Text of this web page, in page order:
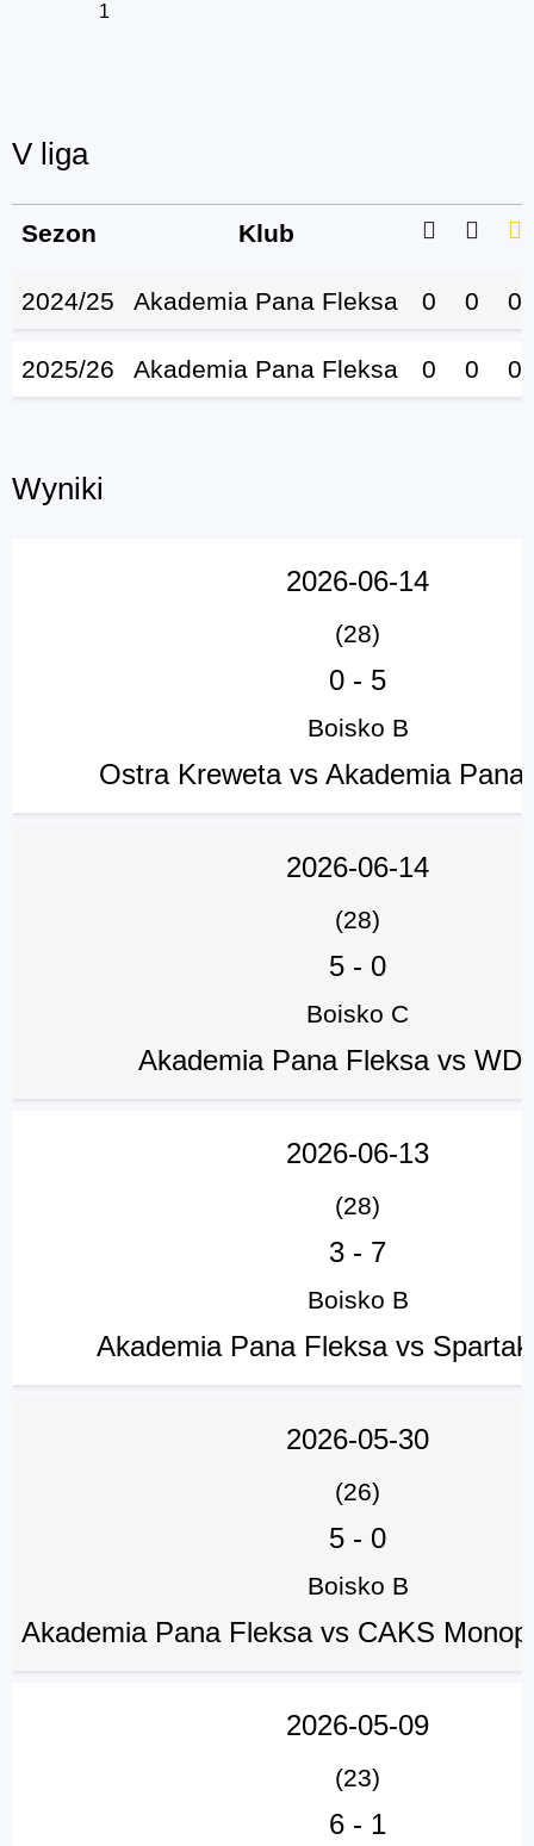
1
V liga
Sezon Klub
2024/25 Akademia Pana Fleksa 0 0 0
2025/26 Akademia Pana Fleksa 0 0 0
Wyniki
2026-06-14
(28)
0 - 5
Boisko B
Ostra Kreweta vs Akademia Pana
2026-06-14
(28)
5 - 0
Boisko C
Akademia Pana Fleksa vs WD
2026-06-13
(28)
3 - 7
Boisko B
Akademia Pana Fleksa vs
2026-05-30
(26)
5 - 0
Boisko B
Akademia Pana Fleksa vs CAKS
2026-05-09
(23)
6 - 1